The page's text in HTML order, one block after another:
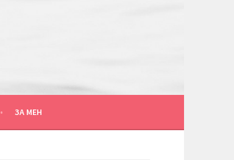
ЗА МЕН